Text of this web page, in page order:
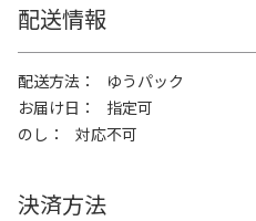
配送情報
配送方法
ゆうパック
お届け日
指定可
のし
対応不可
決済方法